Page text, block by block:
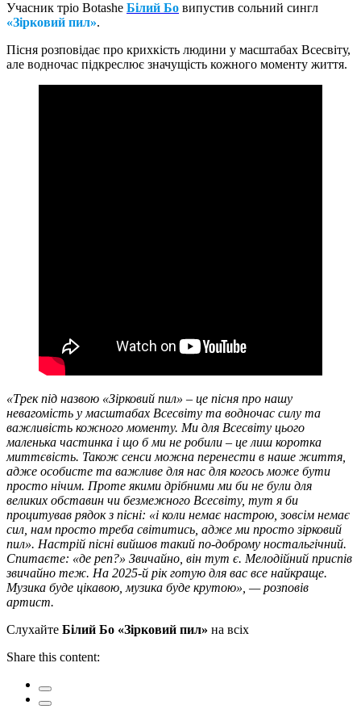
Учасник тріо Botashe Білий Бо випустив сольний сингл
«Зірковий пил».
Пісня розповідає про крихкість людини у масштабах Всесвіту,
але водночас підкреслює значущість кожного моменту життя.
«Трек під назвою «Зірковий пил» – це пісня про нашу
невагомість у масштабах Всесвіту та водночас силу та
важливість кожного моменту. Ми для Всесвіту цього
маленька частинка і що б ми не робили – це лиш коротка
миттєвість. Також сенси можна перенести в наше життя,
адже особисте та важливе для нас для когось може бути
просто нічим. Проте якими дрібними ми би не були для
великих обставин чи безмежного Всесвіту, тут я би
процитував рядок з пісні: «і коли немає настрою, зовсім немає
сил, нам просто треба світитись, адже ми просто зірковий
пил». Настрій пісні вийшов такий по-доброму ностальгічний.
Спитаєте: «де реп?» Звичайно, він тут є. Мелодійний приспів
звичайно теж. На 2025-й рік готую для вас все найкраще.
Музика буде цікавою, музика буде крутою», — розповів
артист.
Слухайте Білий Бо «Зірковий пил» на всіх
Share this content: